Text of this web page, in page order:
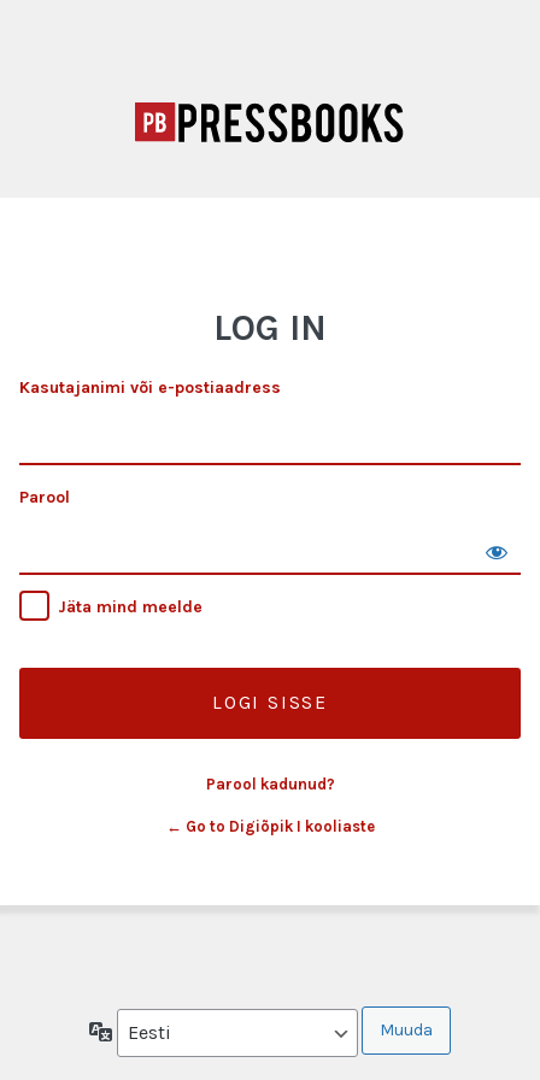
LOG IN
Kasutajanimi või e-postiaadress
Parool
Jäta mind meelde
Parool kadunud?
← Go to Digiõpik I kooliaste
Keel